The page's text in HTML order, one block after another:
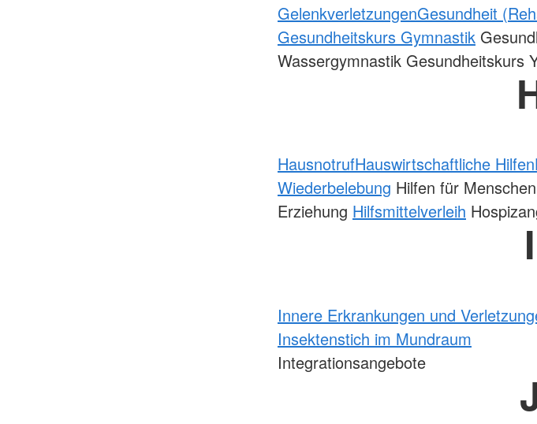
GelenkverletzungenGesundheit
Gesundheitskurs Gymnastik
Wassergymnastik Gesundheitskurs
HausnotrufHauswirtschaftliche Hilfen
Wiederbelebung Hilfen für
Erziehung Hilfsmittelverleih
I
Innere Erkrankungen und
Insektenstich im Mundraum
Integrationsangebote